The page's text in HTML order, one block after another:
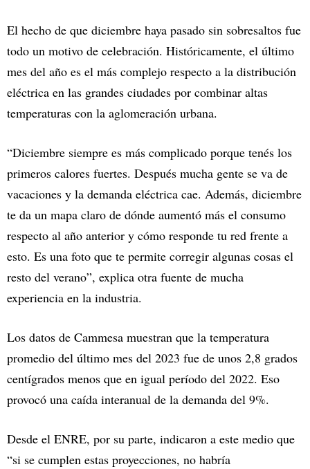
El hecho de que diciembre haya pasado sin sobresaltos fue
todo un motivo de celebración. Históricamente, el último
mes del año es el más complejo respecto a la distribución
eléctrica en las grandes ciudades por combinar altas
temperaturas con la aglomeración urbana.
“Diciembre siempre es más complicado porque tenés los
primeros calores fuertes. Después mucha gente se va de
vacaciones y la demanda eléctrica cae. Además, diciembre
te da un mapa claro de dónde aumentó más el consumo
respecto al año anterior y cómo responde tu red frente a
esto. Es una foto que te permite corregir algunas cosas el
resto del verano”, explica otra fuente de mucha
experiencia en la industria.
Los datos de Cammesa muestran que la temperatura
promedio del último mes del 2023 fue de unos 2,8 grados
centígrados menos que en igual período del 2022. Eso
provocó una caída interanual de la demanda del 9%.
Desde el ENRE, por su parte, indicaron a este medio que
“si se cumplen estas proyecciones, no habría